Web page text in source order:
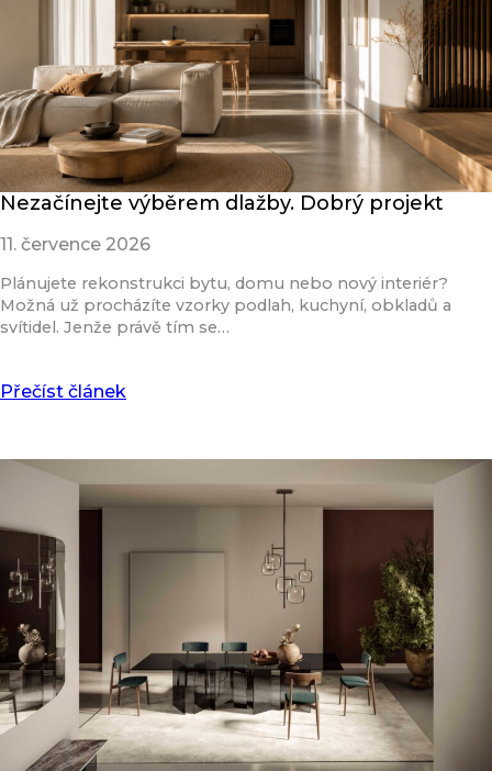
Nezačínejte výběrem dlažby. Dobrý projekt
11. července 2026
Plánujete rekonstrukci bytu, domu nebo nový interiér?
Možná už procházíte vzorky podlah, kuchyní, obkladů a
svítidel. Jenže právě tím se…
Přečíst článek